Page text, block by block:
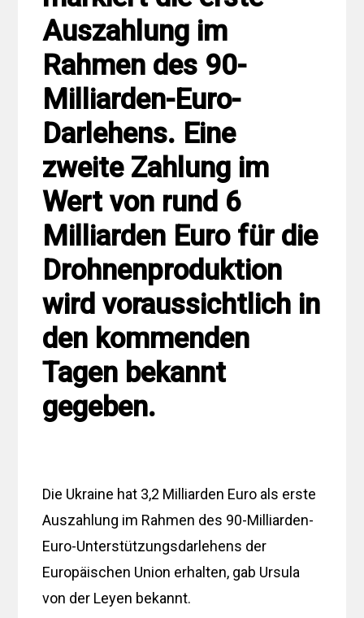
Auszahlung im
Rahmen des 90-
Milliarden-Euro-
Darlehens. Eine
zweite Zahlung im
Wert von rund 6
Milliarden Euro für die
Drohnenproduktion
wird voraussichtlich in
den kommenden
Tagen bekannt
gegeben.
Die Ukraine hat 3,2 Milliarden Euro als erste
Auszahlung im Rahmen des 90-Milliarden-
Euro-Unterstützungsdarlehens der
Europäischen Union erhalten, gab Ursula
von der Leyen bekannt.